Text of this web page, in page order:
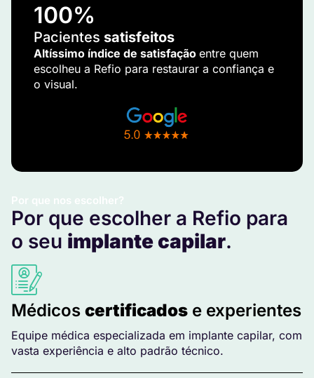
Por que nos escolher?
Por que escolher a Refio para
o seu implante capilar.
Médicos certificados e experientes
Equipe médica especializada em implante capilar, com
vasta experiência e alto padrão técnico.
100%
Pacientes satisfeitos
Altíssimo índice de satisfação entre quem
escolheu a Refio para restaurar a confiança e
o visual.